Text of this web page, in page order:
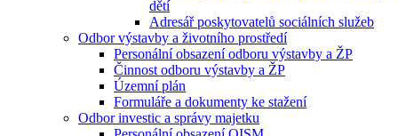
dětí
Adresář poskytovatelů sociálních služeb
Odbor výstavby a životního prostředí
Personální obsazení odboru výstavby a ŽP
Činnost odboru výstavby a ŽP
Územní plán
Formuláře a dokumenty ke stažení
Odbor investic a správy majetku